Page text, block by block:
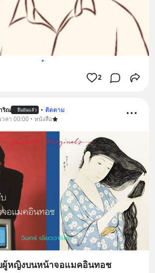
2
ริณ ยืนยันแล้ว • ติดตาม
วลา 00:00 • หนังสือ
ผู้หญิงบนหน้าจอแมคอินทอช